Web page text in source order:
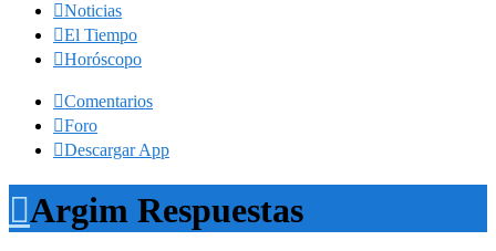
Noticias
El Tiempo
Horóscopo
Comentarios
Foro
Descargar App
Argim Respuestas